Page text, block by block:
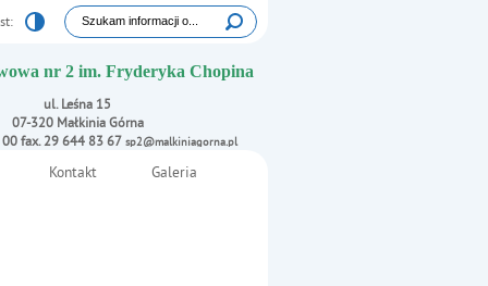
Wyszukiwarka
Tutaj wpisz szukaną frazę:
nr 2 im. Fryderyka Chopina
ul. Leśna 15
07-320 Małkinia Górna
fax. 29 644 83 67 sp2@malkiniagorna.pl
Kontakt Galeria